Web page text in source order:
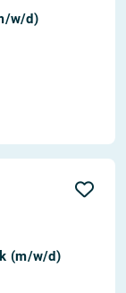
w/d)
(m/w/d)